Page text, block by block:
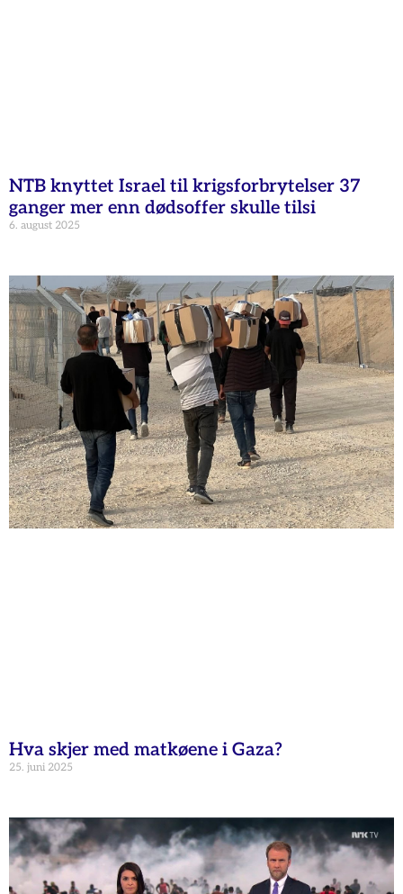
NTB knyttet Israel til krigsforbrytelser 37
ganger mer enn dødsoffer skulle tilsi
6. august 2025
Hva skjer med matkøene i Gaza?
25. juni 2025